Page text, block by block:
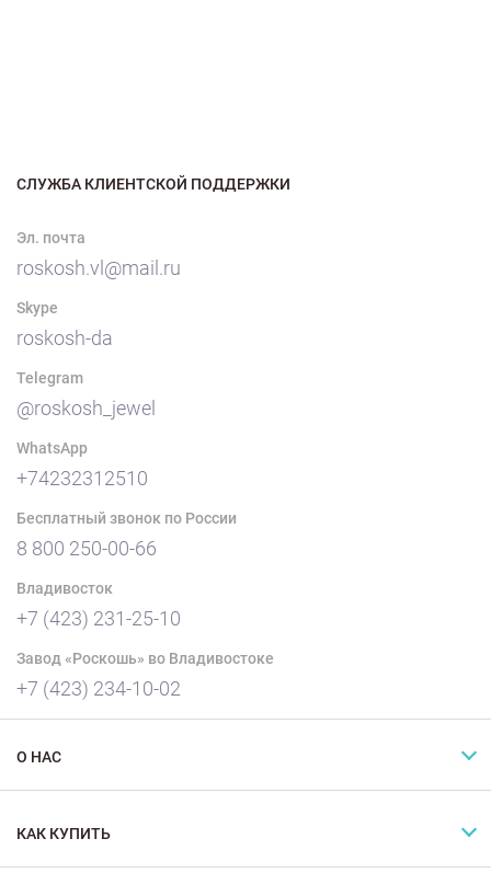
СЛУЖБА КЛИЕНТСКОЙ ПОДДЕРЖКИ
Эл. почта
roskosh.vl@mail.ru
Skype
roskosh-da
Telegram
@roskosh_jewel
WhatsApp
+74232312510
Бесплатный звонок по России
8 800 250-00-66
Владивосток
+7 (423) 231-25-10
Завод «Роскошь» во Владивостоке
+7 (423) 234-10-02
О НАС
КАК КУПИТЬ